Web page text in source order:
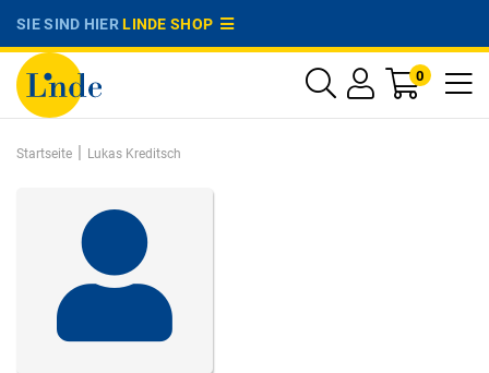
SIE SIND HIERLINDE SHOP
0
Startseite | Lukas Kreditsch